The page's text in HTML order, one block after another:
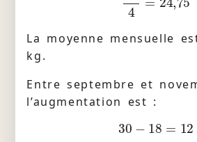
La moyenne mensuelle
kg.
Entre septembre et
l’augmentation est :
30 18 =12